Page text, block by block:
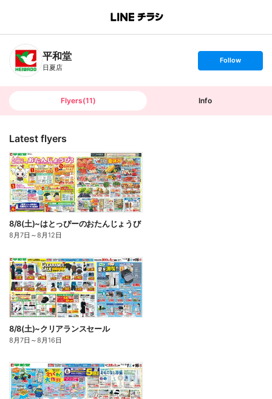
B
n
T
平和堂
日夏店
s
t
o
Follow
Flyers(11) Info
Latest flyers
8/8(土)~はとっぴーのおたんじょうび
8月7日 ～8月12日
8/8(土)~クリアランスセール
8月7日 ～8月16日